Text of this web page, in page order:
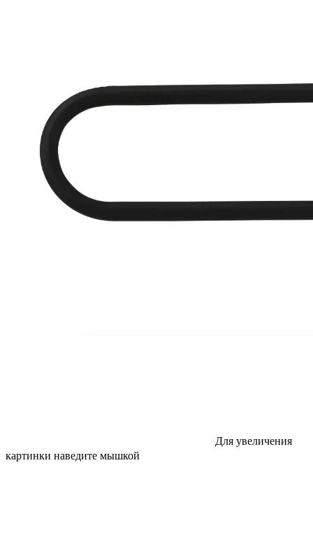
Для увеличения
картинки наведите мышкой